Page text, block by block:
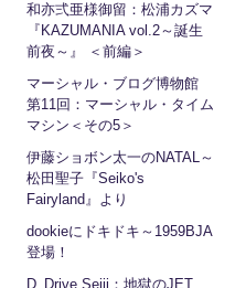
和亦弍亜様御留：松浦カズマ
『KAZUMANIA vol.2～誕生
前夜～』 ＜前編＞
マーシャル・ブログ博物館
第11回：マーシャル・タイム
マシン＜その5＞
伊藤ショボン太一のNATAL～
松田聖子『Seiko's
Fairyland』より
dookieにドキドキ～1959BJA
登場！
D_Drive Seiji：地獄のJET